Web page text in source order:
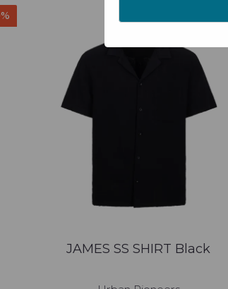
JAMES SS SHIRT Black